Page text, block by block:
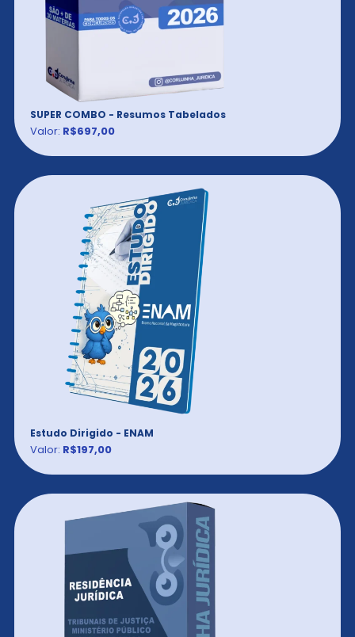
SUPER COMBO - Resumos Tabelados
Valor: R$697,00
Estudo Dirigido - ENAM
Valor: R$197,00